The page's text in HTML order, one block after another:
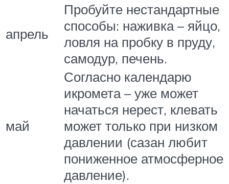
апрель
Пробуйте нестандартные
способы: наживка – яйцо,
ловля на пробку в пруду,
самодур, печень.
май
Согласно календарю
икромета – уже может
начаться нерест, клевать
может только при низком
давлении (сазан любит
пониженное атмосферное
давление).